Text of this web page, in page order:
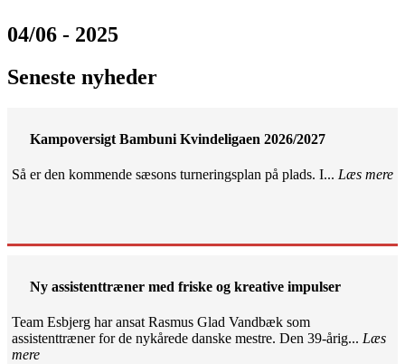
04/06 - 2025
Seneste nyheder
Kampoversigt Bambuni Kvindeligaen 2026/2027
Så er den kommende sæsons turneringsplan på plads. I... Læs mere
Ny assistenttræner med friske og kreative impulser
Team Esbjerg har ansat Rasmus Glad Vandbæk som
assistenttræner for de nykårede danske mestre. Den 39-årig... Læs
mere